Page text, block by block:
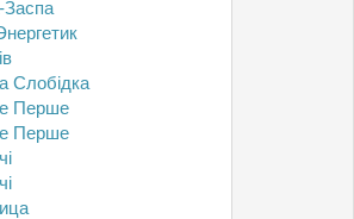
Заспа
Слобідка
Перше
Перше